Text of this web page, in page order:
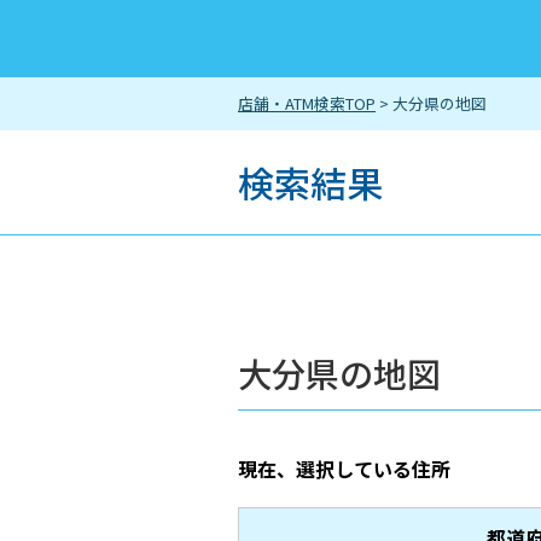
店舗・ATM検索TOP > 大分県の地図
検索結果
大分県の地図
現在、選択している住所